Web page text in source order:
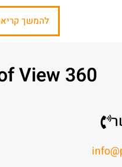
להמשך
View 360